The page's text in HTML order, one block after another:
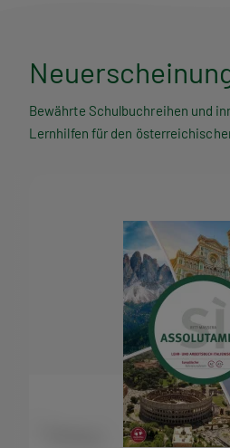
Bewährte Schulbuchreihen und
Lernhilfen für den